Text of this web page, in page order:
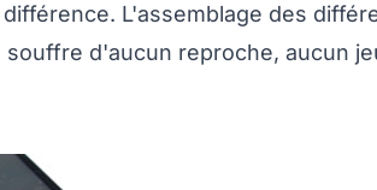
L'assemblage des
d'aucun reproche, aucun